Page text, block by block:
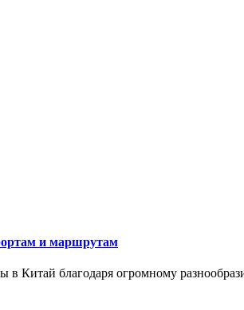
и маршрутам
Китай благодаря огромному